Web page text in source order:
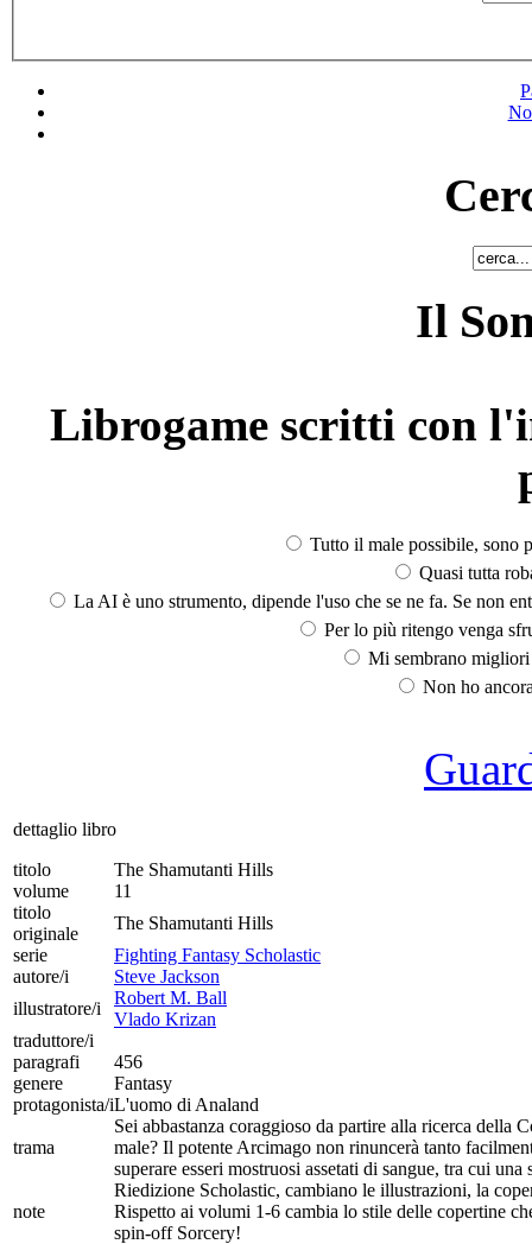
Il
Librogame scritti con
Tutto il male possibile, sono
Quasi tutta
La AI è uno strumento, dipende l'uso che se ne fa. Se non
Per lo più ritengo venga
Mi sembrano
Non ho
dettaglio libro
titolo
The Shamutanti Hills
volume
11
titolo
originale
The Shamutanti Hills
serie
Fighting Fantasy Scholastic
autore/i
Steve Jackson
illustratore/i
Robert M. Ball
Vlado Krizan
traduttore/i
paragrafi
456
genere
Fantasy
protagonista/iL'uomo di Analand
trama
Sei abbastanza coraggioso da partire alla ricerca della
male? Il potente Arcimago non rinuncerà tanto
superare esseri mostruosi assetati di sangue, tra cui
note
Riedizione Scholastic, cambiano le illustrazioni, la
Rispetto ai volumi 1-6 cambia lo stile delle copertine
spin-off Sorcery!